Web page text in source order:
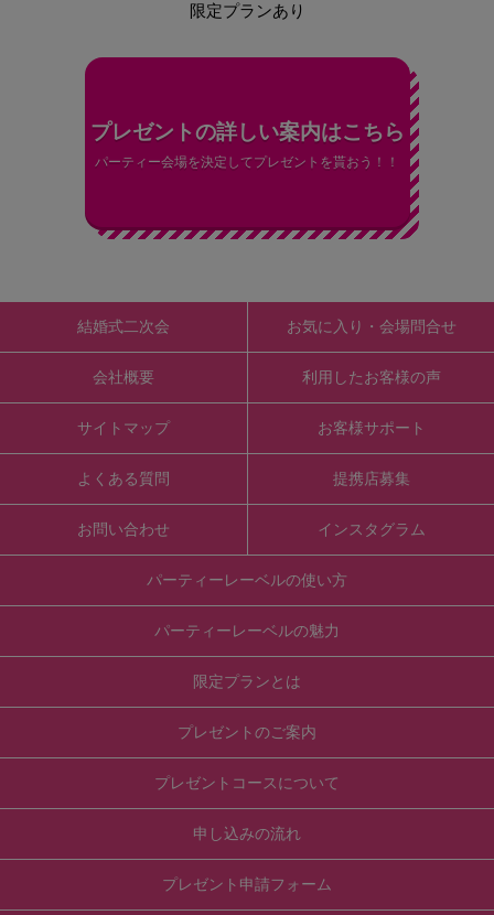
限定プランあり
プレゼントの詳しい案内はこちら
パーティー会場を決定してプレゼントを貰おう！！
結婚式二次会
会社概要
サイトマップ
よくある質問
お問い合わせ
お気に入り・会場問合せ
利用したお客様の声
お客様サポート
提携店募集
インスタグラム
パーティーレーベルの使い方
パーティーレーベルの魅力
限定プランとは
プレゼントのご案内
プレゼントコースについて
申し込みの流れ
プレゼント申請フォーム